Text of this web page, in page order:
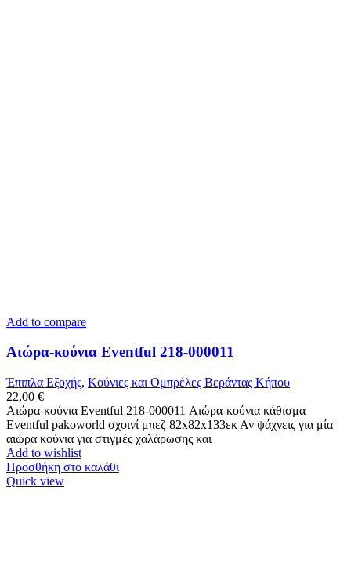
Add to compare
Αιώρα-κούνια Eventful 218-000011
Έπιπλα Εξοχής, Κούνιες και Ομπρέλες Βεράντας Κήπου
22,00 €
Αιώρα-κούνια Eventful 218-000011 Αιώρα-κούνια κάθισμα
Eventful pakoworld σχοινί μπεζ 82x82x133εκ Αν ψάχνεις για μία
αιώρα κούνια για στιγμές χαλάρωσης και
Add to wishlist
Προσθήκη στο καλάθι
Quick view